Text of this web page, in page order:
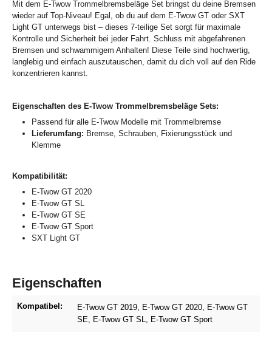
Mit dem E-Twow Trommelbremsbeläge Set bringst du deine Bremsen
wieder auf Top-Niveau! Egal, ob du auf dem E-Twow GT oder SXT
Light GT unterwegs bist – dieses 7-teilige Set sorgt für maximale
Kontrolle und Sicherheit bei jeder Fahrt. Schluss mit abgefahrenen
Bremsen und schwammigem Anhalten! Diese Teile sind hochwertig,
langlebig und einfach auszutauschen, damit du dich voll auf den Ride
konzentrieren kannst.
Eigenschaften des E-Twow Trommelbremsbeläge Sets:
Passend für alle E-Twow Modelle mit Trommelbremse
Lieferumfang: Bremse, Schrauben, Fixierungsstück und
Klemme
Kompatibilität:
E-Twow GT 2020
E-Twow GT SL
E-Twow GT SE
E-Twow GT Sport
SXT Light GT
Eigenschaften
Kompatibel: E-Twow GT 2019, E-Twow GT 2020, E-Twow GT
SE, E-Twow GT SL, E-Twow GT Sport